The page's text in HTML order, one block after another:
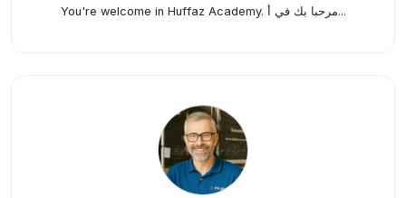
You're welcome in Huffaz Academy. مرحبا بك في أ...